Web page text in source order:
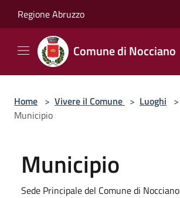
Regione Abruzzo
Comune di Nocciano
Home > Vivere il Comune > Luoghi >
Municipio
Municipio
Sede Principale del Comune di Nocciano